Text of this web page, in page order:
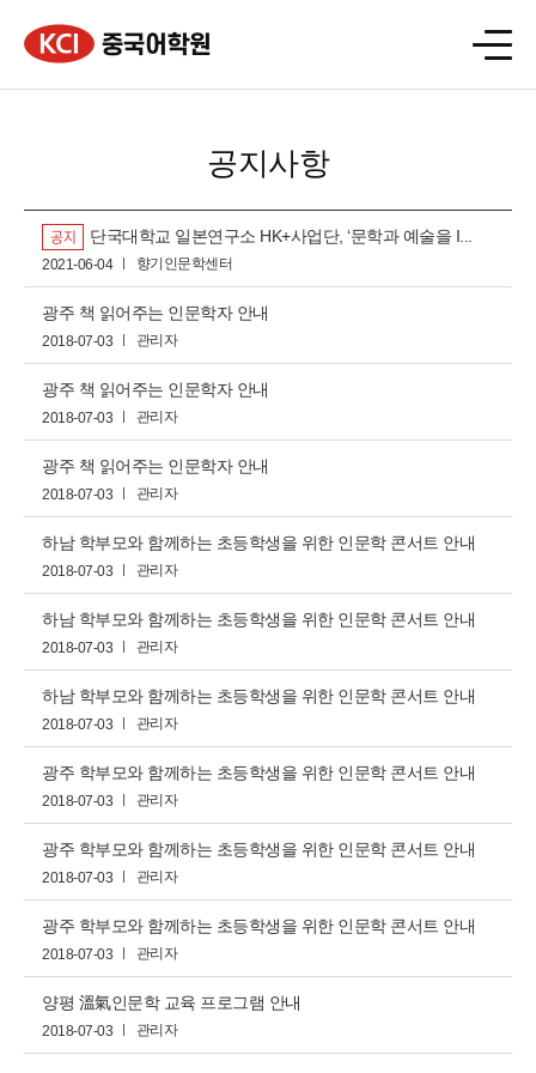
공지사항
공지 단국대학교 일본연구소 HK+사업단, ‘문학과 예술을 I...
2021-06-04 향기인문학센터
광주 책 읽어주는 인문학자 안내
2018-07-03 관리자
광주 책 읽어주는 인문학자 안내
2018-07-03 관리자
광주 책 읽어주는 인문학자 안내
2018-07-03 관리자
하남 학부모와 함께하는 초등학생을 위한 인문학 콘서트 안내
2018-07-03 관리자
하남 학부모와 함께하는 초등학생을 위한 인문학 콘서트 안내
2018-07-03 관리자
하남 학부모와 함께하는 초등학생을 위한 인문학 콘서트 안내
2018-07-03 관리자
광주 학부모와 함께하는 초등학생을 위한 인문학 콘서트 안내
2018-07-03 관리자
광주 학부모와 함께하는 초등학생을 위한 인문학 콘서트 안내
2018-07-03 관리자
광주 학부모와 함께하는 초등학생을 위한 인문학 콘서트 안내
2018-07-03 관리자
양평 溫氣인문학 교육 프로그램 안내
2018-07-03 관리자